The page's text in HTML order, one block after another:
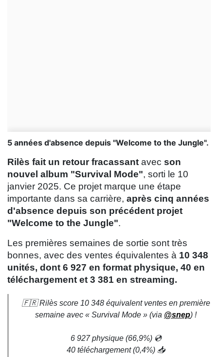
5 années d'absence depuis "Welcome to the Jungle".
Rilès fait un retour fracassant avec son
nouvel album "Survival Mode", sorti le 10
janvier 2025. Ce projet marque une étape
importante dans sa carrière, après cinq années
d'absence depuis son précédent projet
"Welcome to the Jungle".
Les premières semaines de sortie sont très
bonnes, avec des ventes équivalentes à 10 348
unités, dont 6 927 en format physique, 40 en
téléchargement et 3 381 en streaming.
🇫🇷 Rilès score 10 348 équivalent ventes en première
semaine avec « Survival Mode » (via @snep) !
6 927 physique (66,9%) 💿
40 téléchargement (0,4%) 📥